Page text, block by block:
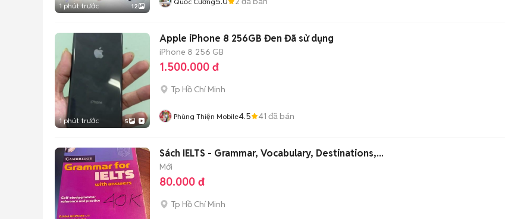
1 phút trước 12
1 phút trước 5
Apple iPhone 8 256GB Đen Đã sử dụng
iPhone 8 256 GB
1.500.000 đ
Tp Hồ Chí Minh
Phùng Thiện Mobile4.5 41 đã bán
Sách IELTS - Grammar, Vocabulary, Destinations,...
Mới
80.000 đ
Tp Hồ Chí Minh